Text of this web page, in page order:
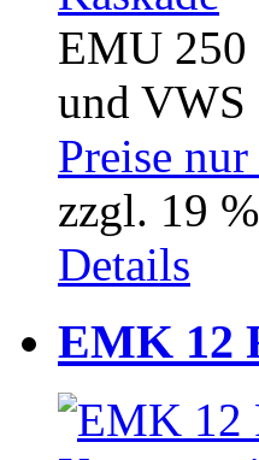
EMU 250
und VWS
Preise
zzgl. 19
Details
EMK 12